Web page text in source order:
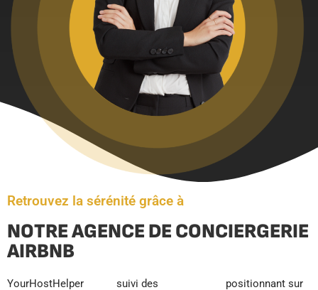
Retrouvez la sérénité grâce à
NOTRE AGENCE DE CONCIERGERIE
AIRBNB
YourHostHelper
suivi des
positionnant sur